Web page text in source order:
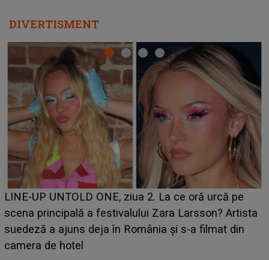
DIVERTISMENT
Ce a dezvăluit noua concurentă din "Casa Iubirii" l-a
luat prin surprindere pe Emanuel. CINE ESTE
BĂIATUL VIZAT de Alexandra?! Aflându-se în fața
faptului împlinit, A RECUNOSCUT IMEDIAT: "Am